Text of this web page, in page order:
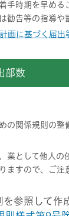
時期を早める
告等の指導や
画に基づく届出
部数
の関係規則の
業として他人
ますので、ご注
照して作成